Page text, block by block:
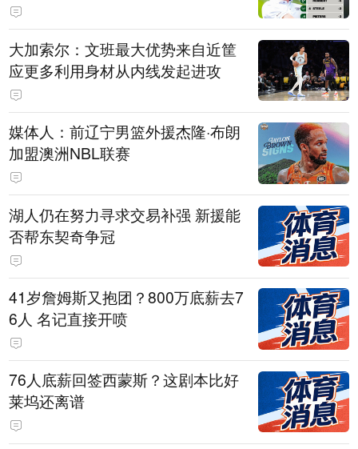
大加索尔：文班最大优势来自近筐
应更多利用身材从内线发起进攻
媒体人：前辽宁男篮外援杰隆·布朗
加盟澳洲NBL联赛
湖人仍在努力寻求交易补强 新援能
否帮东契奇争冠
41岁詹姆斯又抱团？800万底薪去7
6人 名记直接开喷
76人底薪回签西蒙斯？这剧本比好
莱坞还离谱